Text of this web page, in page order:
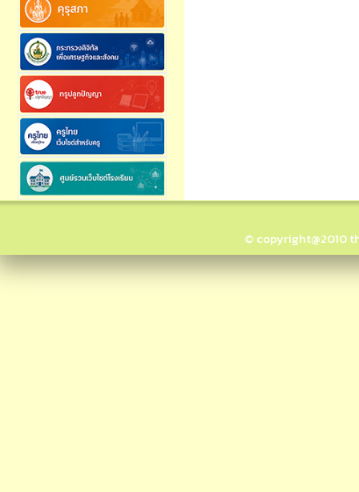
© copyright@2010